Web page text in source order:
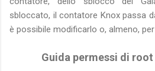
sbloccato, il contatore Knox passa
è possibile modificarlo o, almeno,
Guida permessi di